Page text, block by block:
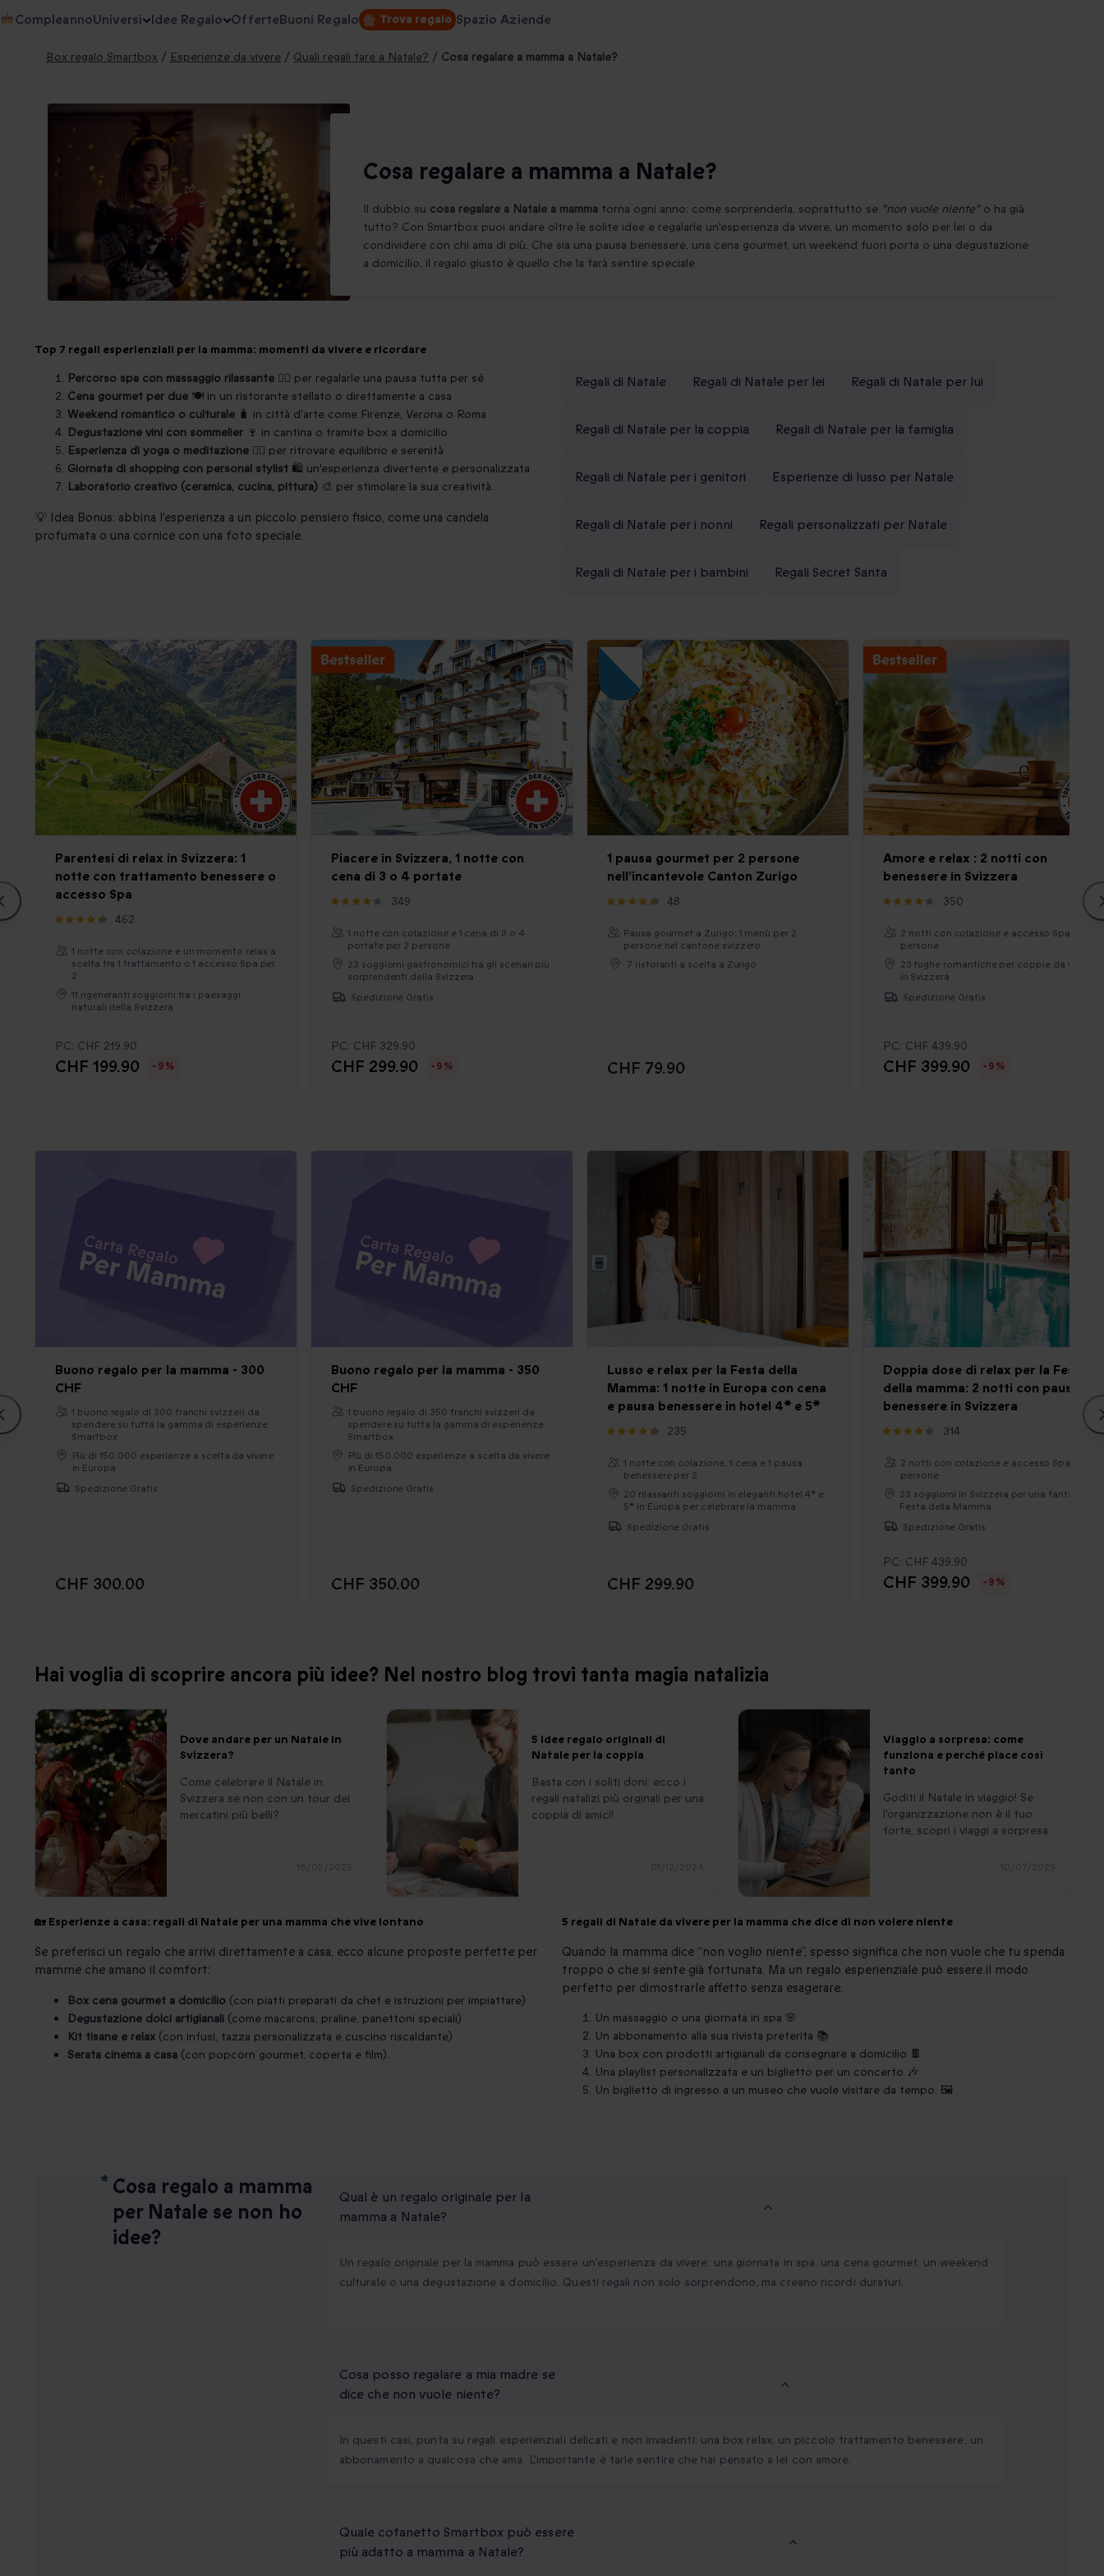
CompleannoUniversi Idee Regalo OfferteBuoni Regalo Trova regalo Spazio Aziende
Box regalo Smartbox / Esperienze da vivere / Quali regali fare a Natale? / Cosa regalare a mamma a Natale?
Cosa regalare a mamma a Natale?
Il dubbio su cosa regalare a Natale a mamma torna ogni anno: come sorprenderla, soprattutto se "non vuole niente"o ha già
tutto? Con Smartbox puoi andare oltre le solite idee e regalarle un'esperienza da vivere, un momento solo per lei o da
condividere con chi ama di più. Che sia una pausa benessere, una cena gourmet, un weekend fuori porta o una degustazione
a domicilio, il regalo giusto è quello che la farà sentire speciale.
Top 7 regali esperienziali per la mamma: momenti da vivere e ricordare
Percorso spa con massaggio rilassante 🧖‍♀️ per regalarle una pausa tutta per sé
Cena gourmet per due 🍽️ in un ristorante stellato o direttamente a casa
Weekend romantico o culturale 🧳 in città d'arte come Firenze, Verona o Roma
Degustazione vini con sommelier 🍷 in cantina o tramite box a domicilio
Esperienza di yoga o meditazione 🧘‍♀️ per ritrovare equilibrio e serenità
Giornata di shopping con personal stylist 🛍️ un'esperienza divertente e personalizzata
Laboratorio creativo (ceramica, cucina, pittura) 🎨 per stimolare la sua creatività.
💡 Idea Bonus: abbina l'esperienza a un piccolo pensiero fisico, come una candela
profumata o una cornice con una foto speciale.
Regali di Natale Regali di Natale per lei Regali di Natale per lui
Regali di Natale per la coppia Regali di Natale per la famiglia
Regali di Natale per i genitori Esperienze di lusso per Natale
Regali di Natale per i nonni Regali personalizzati per Natale
Regali di Natale per i bambini Regali Secret Santa
Parentesi di relax in Svizzera: 1
notte con trattamento benessere o
accesso Spa
462
1 notte con colazione e un momento relax a
scelta tra 1 trattamento o 1 accesso Spa per
2
11 rigeneranti soggiorni tra i paesaggi
naturali della Svizzera
PC: CHF 219.90
CHF 199.90 -9%
Piacere in Svizzera, 1 notte con
cena di 3 o 4 portate
349
1 notte con colazione e 1 cena di 3 o 4
portate per 2 persone
23 soggiorni gastronomici tra gli scenari più
sorprendenti della Svizzera
Spedizione Gratis
PC: CHF 329.90
CHF 299.90 -9%
1 pausa gourmet per 2 persone
nell’incantevole Canton Zurigo
48
Pausa gourmet a Zurigo: 1 menù per 2
persone nel cantone svizzero
7 ristoranti a scelta a Zurigo
CHF 79.90
Amore e relax : 2 notti con
benessere in Svizzera
350
2 notti con colazione e accesso Spa per 2
persone
23 fughe romantiche per coppie da vivere
in Svizzera
Spedizione Gratis
PC: CHF 439.90
CHF 399.90 -9%
Buono regalo per la mamma - 300
CHF
1 buono regalo di 300 franchi svizzeri da
spendere su tutta la gamma di esperienze
Smartbox
Più di 150.000 esperienze a scelta da vivere
in Europa
Spedizione Gratis
CHF 300.00
Buono regalo per la mamma - 350
CHF
1 buono regalo di 350 franchi svizzeri da
spendere su tutta la gamma di esperienze
Smartbox
Più di 150.000 esperienze a scelta da vivere
in Europa
Spedizione Gratis
CHF 350.00
Lusso e relax per la Festa della
Mamma: 1 notte in Europa con cena
e pausa benessere in hotel 4* e 5*
235
1 notte con colazione, 1 cena e 1 pausa
benessere per 2
20 rilassanti soggiorni in eleganti hotel 4* e
5* in Europa per celebrare la mamma
Spedizione Gratis
CHF 299.90
Doppia dose di relax per la Festa
della mamma: 2 notti con pausa
benessere in Svizzera
314
2 notti con colazione e accesso Spa per 2
persone
23 soggiorni in Svizzera per una fantastica
Festa della Mamma
Spedizione Gratis
PC: CHF 439.90
CHF 399.90 -9%
Hai voglia di scoprire ancora più idee? Nel nostro blog trovi tanta magia natalizia
Dove andare per un Natale in
Svizzera?
Come celebrare il Natale in
Svizzera se non con un tour dei
mercatini più belli?
16/05/2025
5 idee regalo originali di
Natale per la coppia
Basta con i soliti doni: ecco i
regali natalizi più orginali per una
coppia di amici!
01/12/2024
Viaggio a sorpresa: come
funziona e perché piace così
tanto
Goditi il Natale in viaggio! Se
l'organizzazione non è il tuo
forte, scopri i viaggi a sorpresa.
10/07/2025
🏡 Esperienze a casa: regali di Natale per una mamma che vive lontano
Se preferisci un regalo che arrivi direttamente a casa, ecco alcune proposte perfette per
mamme che amano il comfort:
Box cena gourmet a domicilio (con piatti preparati da chef e istruzioni per impiattare)
Degustazione dolci artigianali (come macarons, praline, panettoni speciali)
Kit tisane e relax (con infusi, tazza personalizzata e cuscino riscaldante)
Serata cinema a casa (con popcorn gourmet, coperta e film).
5 regali di Natale da vivere per la mamma che dice di non volere niente
Quando la mamma dice “non voglio niente”, spesso significa che non vuole che tu spenda
troppo o che si sente già fortunata. Ma un regalo esperienziale può essere il modo
perfetto per dimostrarle affetto senza esagerare.
Un massaggio o una giornata in spa 🌸
Un abbonamento alla sua rivista preferita 📚
Una box con prodotti artigianali da consegnare a domicilio 🍫
Una playlist personalizzata e un biglietto per un concerto 🎶
Un biglietto di ingresso a un museo che vuole visitare da tempo. 🖼️
Cosa regalo a mamma
per Natale se non ho
idee?
Qual è un regalo originale per la
mamma a Natale?
Un regalo originale per la mamma può essere un'esperienza da vivere: una giornata in spa, una cena gourmet, un weekend
culturale o una degustazione a domicilio. Questi regali non solo sorprendono, ma creano ricordi duraturi.
Cosa posso regalare a mia madre se
dice che non vuole niente?
In questi casi, punta su regali esperienziali delicati e non invadenti: una box relax, un piccolo trattamento benessere, un
abbonamento a qualcosa che ama. L'importante è farle sentire che hai pensato a lei con amore.
Quale cofanetto Smartbox può essere
più adatto a mamma a Natale?